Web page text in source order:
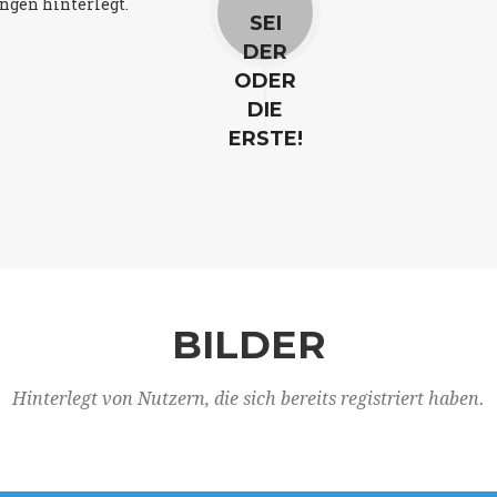
SEI
DER
ODER
DIE
ERSTE!
BILDER
Hinterlegt von Nutzern, die sich bereits registriert haben.